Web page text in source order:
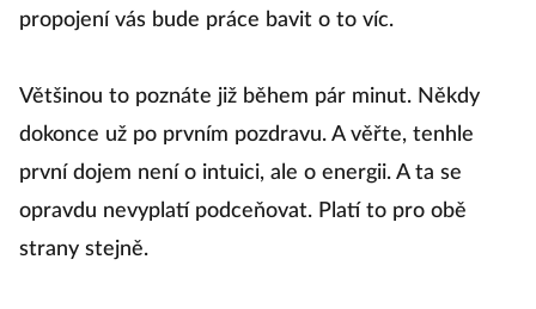
propojení vás bude práce bavit o to víc.
Většinou to poznáte již během pár minut. Někdy
dokonce už po prvním pozdravu. A věřte, tenhle
první dojem není o intuici, ale o energii. A ta se
opravdu nevyplatí podceňovat. Platí to pro obě
strany stejně.